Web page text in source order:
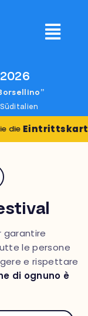
garantire
le persone
e rispettare
di ognuno è